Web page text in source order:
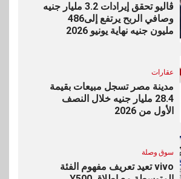
ڤاليو تحقق إيرادات 3.2 مليار جنيه
وصافي الربح يرتفع إلى486
مليون جنيه نهاية يونيو 2026
عقارات
مدينة مصر تسجل مبيعات بقيمة
28.4 مليار جنيه خلال النصف
الأول من 2026
سوق وصلة
vivo تعيد تعريف مفهوم الفئة